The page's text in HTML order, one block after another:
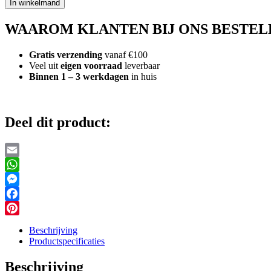
Stuntvlieger
In winkelmand
WAAROM KLANTEN BIJ ONS
Gratis verzending vanaf €100
Veel uit eigen voorraad leverbaar
Binnen 1 – 3 werkdagen in huis
Deel dit product:
Email
WhatsApp
Messenger
Facebook
Beschrijving
Productspecificaties
Beschrijving